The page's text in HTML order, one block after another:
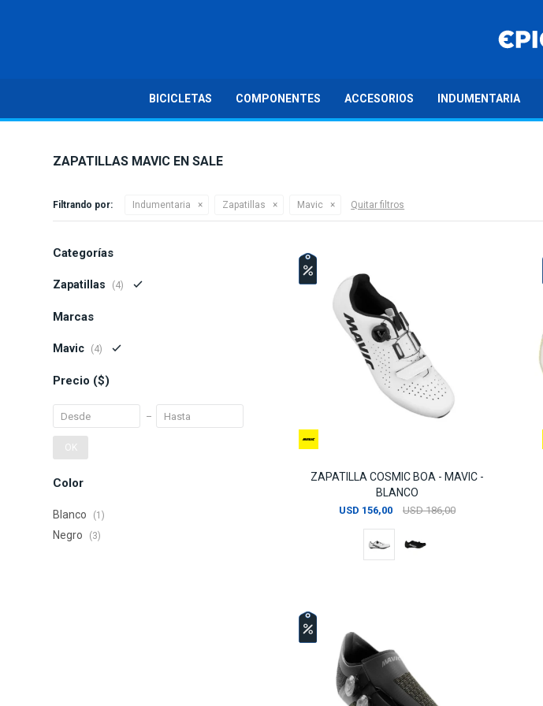
BICICLETAS COMPONENTES ACCESORIOS INDUMENTARIA
ZAPATILLAS MAVIC EN SALE
Filtrando por: Indumentaria Zapatillas Mavic Quitar filtros
ZAPATILLA COSMIC BOA - MAVIC -
BLANCO
USD 156,00 USD 186,00
Categorías
Zapatillas (4)
Marcas
Mavic (4)
Precio ($)
OK
Color
Blanco (1)
Negro (3)